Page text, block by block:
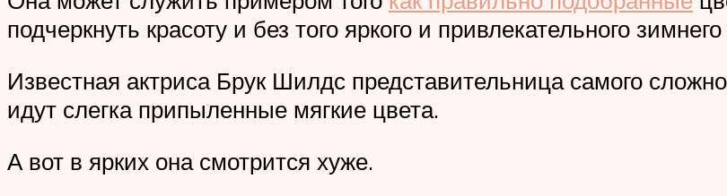
подчеркнуть красоту и без того яркого и привлекательного
Известная актриса Брук Шилдс представительница самого
идут слегка припыленные мягкие цвета.
А вот в ярких она смотрится хуже.